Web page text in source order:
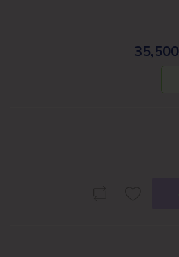
35,500